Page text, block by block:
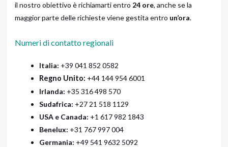
il nostro obiettivo è richiamarti entro 24 ore, anche se la
maggior parte delle richieste viene gestita entro un’ora.
Numeri di contatto regionali
Italia: +39 041 852 0582
Regno Unito: +44 144 954 6001
Irlanda: +35 316 498 570
Sudafrica: +27 21 518 1129
USA e Canada: +1 617 982 1843
Benelux: +31 767 997 004
Germania: +49 541 9632 5092